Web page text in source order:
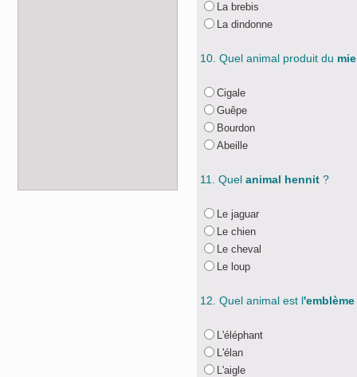
La brebis
La dindonne
10. Quel animal produit du
Cigale
Guêpe
Bourdon
Abeille
11. Quel animal hennit ?
Le jaguar
Le chien
Le cheval
Le loup
12. Quel animal est l
L'éléphant
L'élan
L'aigle